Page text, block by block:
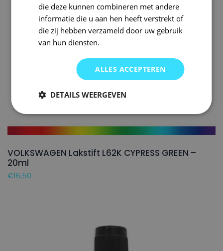
VOLKSWAGEN Lakstift L62K CYPRESS GREEN –
20ml
€16,50
die deze kunnen combineren met andere
informatie die u aan hen heeft verstrekt of
die zij hebben verzameld door uw gebruik
van hun diensten.
ALLES ACCEPTEREN
DETAILS WEERGEVEN